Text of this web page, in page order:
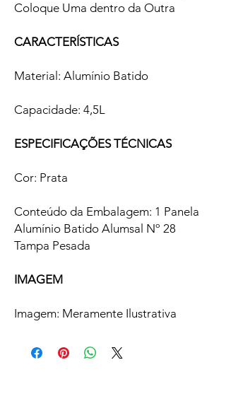
Coloque Uma dentro da Outra
CARACTERÍSTICAS
Material: Alumínio Batido
Capacidade: 4,5L
ESPECIFICAÇÕES TÉCNICAS
Cor: Prata
Conteúdo da Embalagem: 1 Panela
Alumínio Batido Alumsal Nº 28
Tampa Pesada
IMAGEM
Imagem: Meramente Ilustrativa